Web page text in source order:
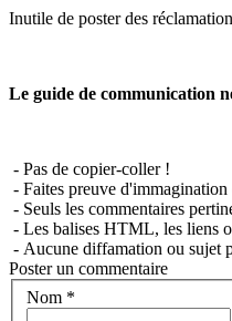
Inutile de poster des
Le guide de communication
- Pas de copier-coller !
- Faites preuve
- Seuls les commentaires
- Les balises HTML, les liens
- Aucune diffamation ou sujet
Poster un commentaire
Nom *